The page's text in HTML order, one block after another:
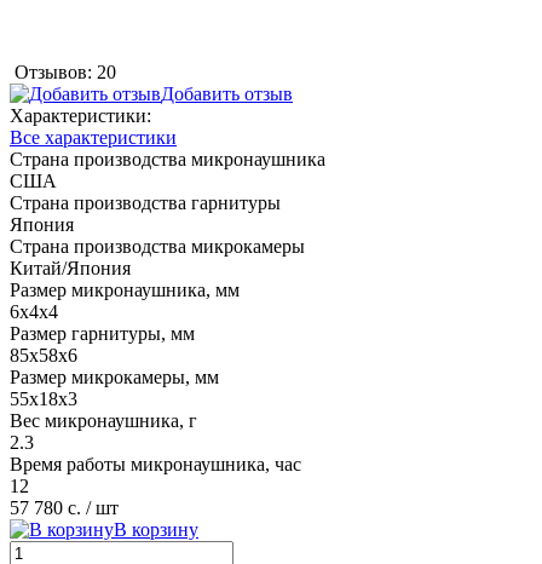
Отзывов: 20
Добавить отзыв
Характеристики:
Все характеристики
Страна производства микронаушника
США
Страна производства гарнитуры
Япония
Страна производства микрокамеры
Китай/Япония
Размер микронаушника, мм
6х4х4
Размер гарнитуры, мм
85х58х6
Размер микрокамеры, мм
55х18х3
Вес микронаушника, г
2.3
Время работы микронаушника, час
12
57 780 с. / шт
В корзину